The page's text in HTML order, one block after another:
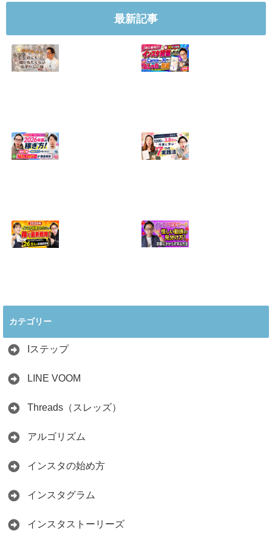
最新記事
たくなかった、僕
のいちばん恥ずか
しい話
方！Canvaなら30
分でおしゃれに完
成
版の稼ぎ方！案件
5種や撮影許可の
取り方まで7万人
1200人→3.8万人
の作家に学ぶ7つ
の実践法
人の料理研究家が
ント
2026.05.15
カテゴリー
Iステップ
LINE VOOM
Threads（スレッズ）
アルゴリズム
インスタの始め方
インスタグラム
インスタストーリーズ